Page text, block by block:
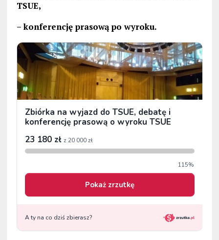
TSUE,
– konferencję prasową po wyroku.